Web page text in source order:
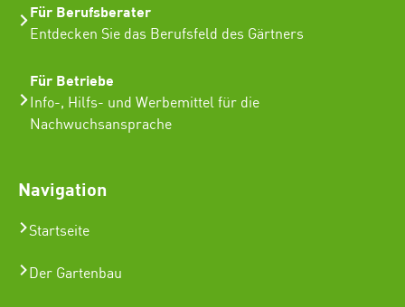
Für Berufsberater
Entdecken Sie das Berufsfeld des Gärtners
Für Betriebe
Info-, Hilfs- und Werbemittel für die
Nachwuchsansprache
Navigation
Startseite
Der Gartenbau